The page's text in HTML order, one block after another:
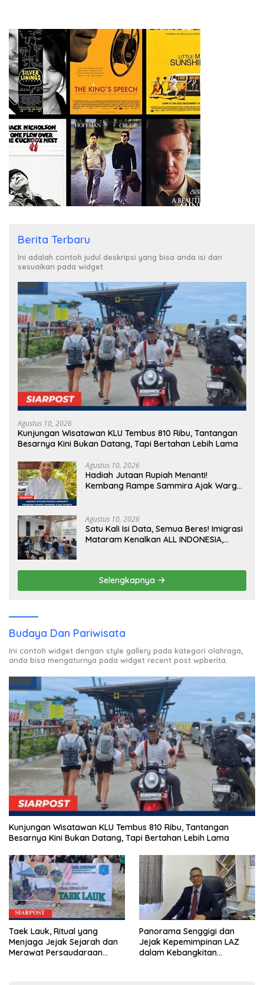
Berita Terbaru
Ini adalah contoh judul deskripsi yang bisa anda isi dan
sesuaikan pada widget
Agustus 10, 2026
Kunjungan Wisatawan KLU Tembus 810 Ribu, Tantangan
Besarnya Kini Bukan Datang, Tapi Bertahan Lebih Lama
Agustus 10, 2026
Hadiah Jutaan Rupiah Menanti!
Kembang Rampe Sammira Ajak Warga
Agustus 10, 2026
Satu Kali Isi Data, Semua Beres! Imigrasi
Mataram Kenalkan ALL INDONESIA,
Selengkapnya
Budaya Dan Pariwisata
Ini contoh widget dengan style gallery pada kategori olahraga,
anda bisa mengaturnya pada widget recent post wpberita.
Kunjungan Wisatawan KLU Tembus 810 Ribu, Tantangan
Besarnya Kini Bukan Datang, Tapi Bertahan Lebih Lama
Taek Lauk, Ritual yang
Menjaga Jejak Sejarah dan
Merawat Persaudaraan
Panorama Senggigi dan
Jejak Kepemimpinan LAZ
dalam Kebangkitan